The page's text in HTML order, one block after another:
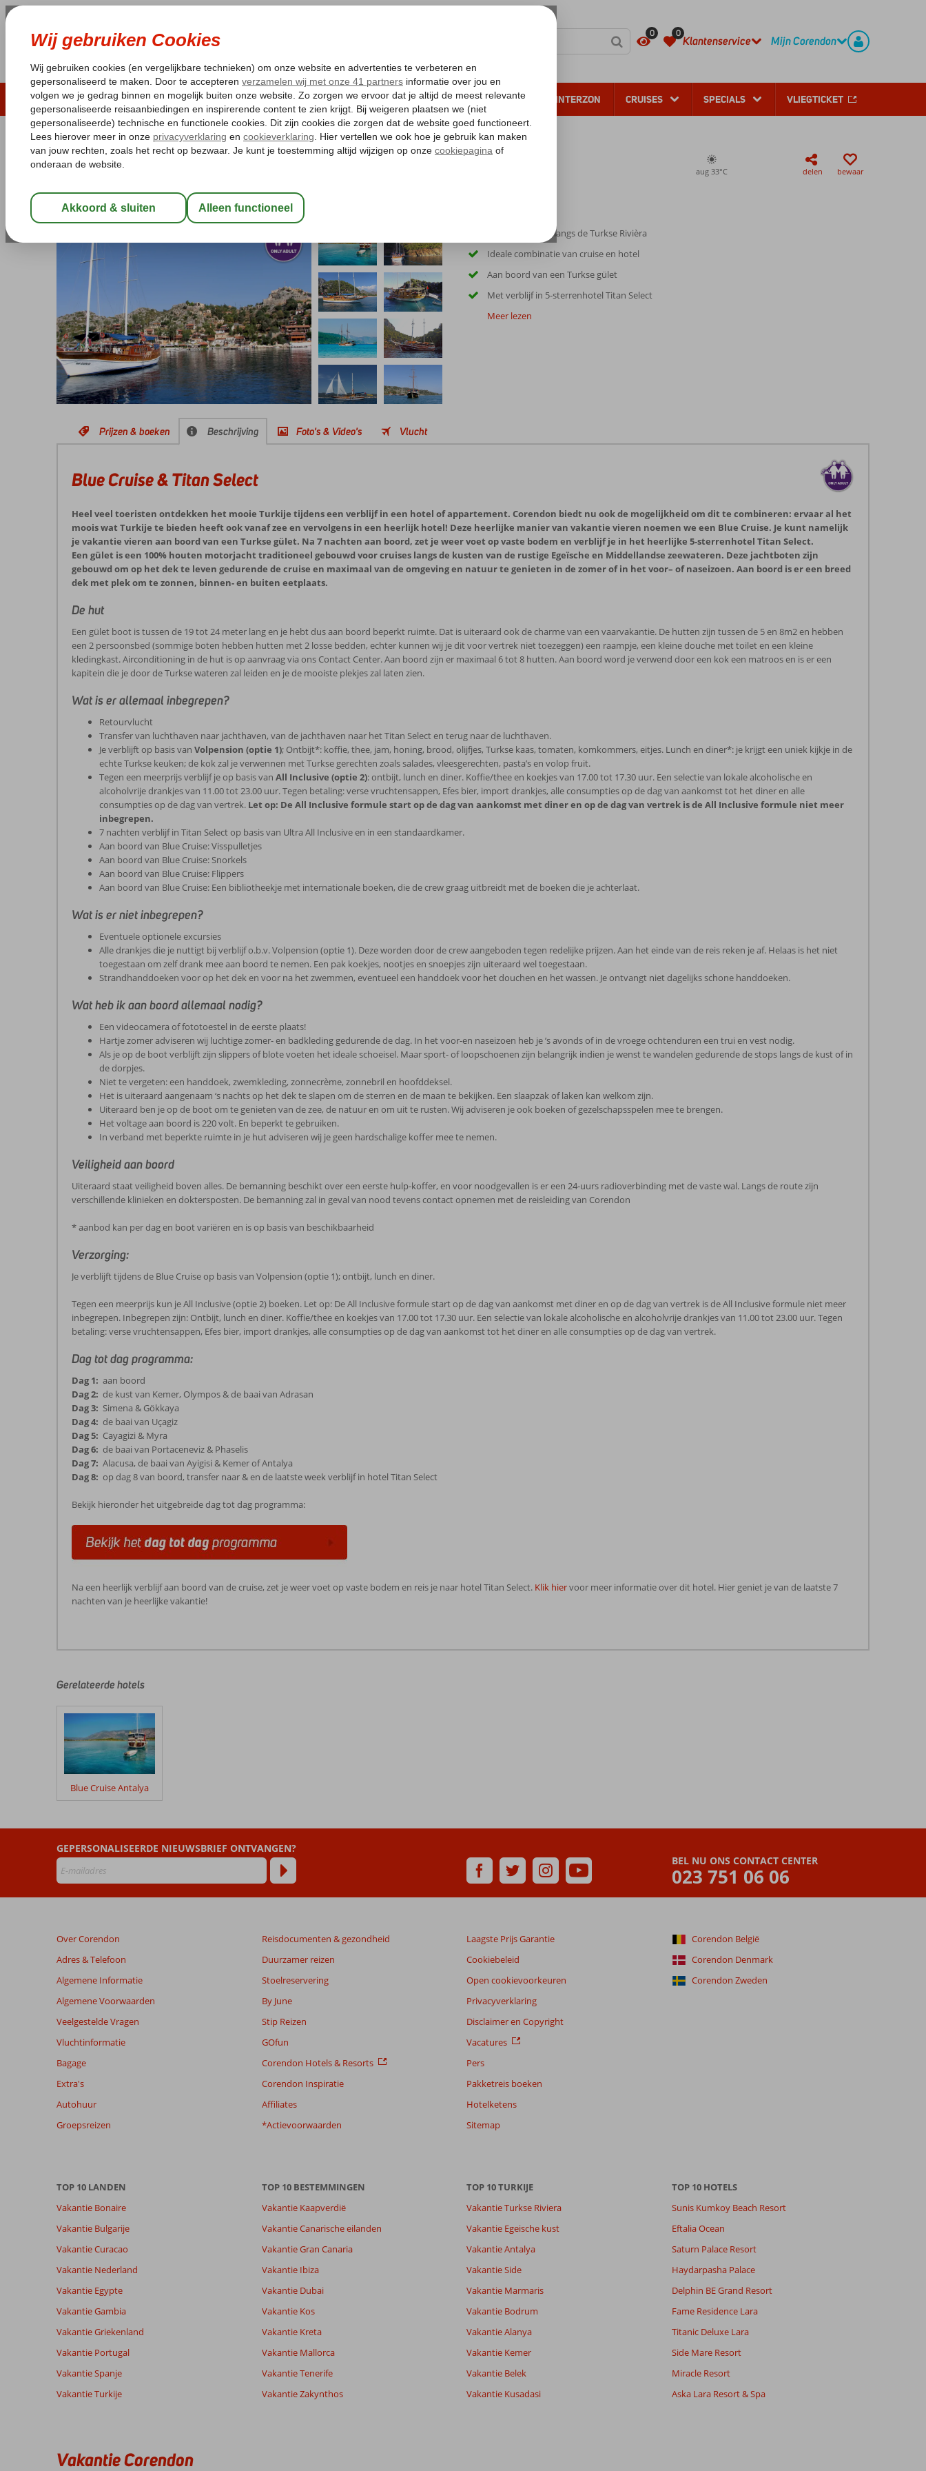
0 0
Klantenservice Mijn Corendon
LAST MINUTE ZOMER 2026 ZONVAKANTIE VERRE REIZEN ALL INCLUSIVE WINTERZON CRUISES SPECIALS VLIEGTICKET
Pakketgarantie Laagsteprijsgarantie* Gratis annuleren*
Home
Turkije Turkse Riviera
Blue Cruise & Titan Select
Zie beschrijving (optie 2)
aug 33°C delen bewaar
Prachtige cruise langs de Turkse Rivièra
Ideale combinatie van cruise en hotel
Aan boord van een Turkse gület
Met verblijf in 5-sterrenhotel Titan Select
Meer lezen
Prijzen & boeken Beschrijving Foto's & Video's Vlucht
Blue Cruise & Titan Select
Heel veel toeristen ontdekken het mooie Turkije tijdens een verblijf in een hotel of appartement. Corendon biedt nu ook de mogelijkheid om dit te combineren: ervaar al het
moois wat Turkije te bieden heeft ook vanaf zee en vervolgens in een heerlijk hotel! Deze heerlijke manier van vakantie vieren noemen we een Blue Cruise. Je kunt namelijk
je vakantie vieren aan boord van een Turkse gület. Na 7 nachten aan boord, zet je weer voet op vaste bodem en verblijf je in het heerlijke 5-sterrenhotel Titan Select.
Een gület is een 100% houten motorjacht traditioneel gebouwd voor cruises langs de kusten van de rustige Egeïsche en Middellandse zeewateren. Deze jachtboten zijn
gebouwd om op het dek te leven gedurende de cruise en maximaal van de omgeving en natuur te genieten in de zomer of in het voor– of naseizoen. Aan boord is er een breed
dek met plek om te zonnen, binnen- en buiten eetplaats.
De hut
Een gület boot is tussen de 19 tot 24 meter lang en je hebt dus aan boord beperkt ruimte. Dat is uiteraard ook de charme van een vaarvakantie. De hutten zijn tussen de 5 en 8m2 en hebben
een 2 persoonsbed (sommige boten hebben hutten met 2 losse bedden, echter kunnen wij je dit voor vertrek niet toezeggen) een raampje, een kleine douche met toilet en een kleine
kledingkast. Airconditioning in de hut is op aanvraag via ons Contact Center. Aan boord zijn er maximaal 6 tot 8 hutten. Aan boord word je verwend door een kok een matroos en is er een
kapitein die je door de Turkse wateren zal leiden en je de mooiste plekjes zal laten zien.
Wat is er allemaal inbegrepen?
Retourvlucht
Transfer van luchthaven naar jachthaven, van de jachthaven naar het Titan Select en terug naar de luchthaven.
Je verblijft op basis van Volpension (optie 1); Ontbijt*: koffie, thee, jam, honing, brood, olijfjes, Turkse kaas, tomaten, komkommers, eitjes. Lunch en diner*: je krijgt een uniek kijkje in de
echte Turkse keuken; de kok zal je verwennen met Turkse gerechten zoals salades, vleesgerechten, pasta’s en volop fruit.
Tegen een meerprijs verblijf je op basis van All Inclusive (optie 2): ontbijt, lunch en diner. Koffie/thee en koekjes van 17.00 tot 17.30 uur. Een selectie van lokale alcoholische en
alcoholvrije drankjes van 11.00 tot 23.00 uur. Tegen betaling: verse vruchtensappen, Efes bier, import drankjes, alle consumpties op de dag van aankomst tot het diner en alle
consumpties op de dag van vertrek. Let op: De All Inclusive formule start op de dag van aankomst met diner en op de dag van vertrek is de All Inclusive formule niet meer
inbegrepen.
7 nachten verblijf in Titan Select op basis van Ultra All Inclusive en in een standaardkamer.
Aan boord van Blue Cruise: Visspulletjes
Aan boord van Blue Cruise: Snorkels
Aan boord van Blue Cruise: Flippers
Aan boord van Blue Cruise: Een bibliotheekje met internationale boeken, die de crew graag uitbreidt met de boeken die je achterlaat.
Wat is er niet inbegrepen?
Eventuele optionele excursies
Alle drankjes die je nuttigt bij verblijf o.b.v. Volpension (optie 1). Deze worden door de crew aangeboden tegen redelijke prijzen. Aan het einde van de reis reken je af. Helaas is het niet
toegestaan om zelf drank mee aan boord te nemen. Een pak koekjes, nootjes en snoepjes zijn uiteraard wel toegestaan.
Strandhanddoeken voor op het dek en voor na het zwemmen, eventueel een handdoek voor het douchen en het wassen. Je ontvangt niet dagelijks schone handdoeken.
Wat heb ik aan boord allemaal nodig?
Een videocamera of fototoestel in de eerste plaats!
Hartje zomer adviseren wij luchtige zomer- en badkleding gedurende de dag. In het voor-en naseizoen heb je ’s avonds of in de vroege ochtenduren een trui en vest nodig.
Als je op de boot verblijft zijn slippers of blote voeten het ideale schoeisel. Maar sport- of loopschoenen zijn belangrijk indien je wenst te wandelen gedurende de stops langs de kust of in
de dorpjes.
Niet te vergeten: een handdoek, zwemkleding, zonnecrème, zonnebril en hoofddeksel.
Het is uiteraard aangenaam ‘s nachts op het dek te slapen om de sterren en de maan te bekijken. Een slaapzak of laken kan welkom zijn.
Uiteraard ben je op de boot om te genieten van de zee, de natuur en om uit te rusten. Wij adviseren je ook boeken of gezelschapsspelen mee te brengen.
Het voltage aan boord is 220 volt. En beperkt te gebruiken.
In verband met beperkte ruimte in je hut adviseren wij je geen hardschalige koffer mee te nemen.
Veiligheid aan boord
Uiteraard staat veiligheid boven alles. De bemanning beschikt over een eerste hulp-koffer, en voor noodgevallen is er een 24-uurs radioverbinding met de vaste wal. Langs de route zijn
verschillende klinieken en doktersposten. De bemanning zal in geval van nood tevens contact opnemen met de reisleiding van Corendon
* aanbod kan per dag en boot variëren en is op basis van beschikbaarheid
Verzorging:
Je verblijft tijdens de Blue Cruise op basis van Volpension (optie 1); ontbijt, lunch en diner.
Tegen een meerprijs kun je All Inclusive (optie 2) boeken. Let op: De All Inclusive formule start op de dag van aankomst met diner en op de dag van vertrek is de All Inclusive formule niet meer
inbegrepen. Inbegrepen zijn: Ontbijt, lunch en diner. Koffie/thee en koekjes van 17.00 tot 17.30 uur. Een selectie van lokale alcoholische en alcoholvrije drankjes van 11.00 tot 23.00 uur. Tegen
betaling: verse vruchtensappen, Efes bier, import drankjes, alle consumpties op de dag van aankomst tot het diner en alle consumpties op de dag van vertrek.
Dag tot dag programma:
Dag 1: aan boord
Dag 2: de kust van Kemer, Olympos & de baai van Adrasan
Dag 3: Simena & Gökkaya
Dag 4: de baai van Uçagiz
Dag 5: Cayagizi & Myra
Dag 6: de baai van Portaceneviz & Phaselis
Dag 7: Alacusa, de baai van Ayigisi & Kemer of Antalya
Dag 8: op dag 8 van boord, transfer naar & en de laatste week verblijf in hotel Titan Select
Bekijk hieronder het uitgebreide dag tot dag programma:
Na een heerlijk verblijf aan boord van de cruise, zet je weer voet op vaste bodem en reis je naar hotel Titan Select. Klik hiervoor meer informatie over dit hotel. Hier geniet je van de laatste 7
nachten van je heerlijke vakantie!
door
klanten
geschreven
na
hun
verblijf
Blue
Select
Beoordelingen
die
dan
48
maanden
worden
meer
weergegeven
de
te
over
onze
beoordelingen.
Gerelateerde hotels
Blue Cruise Antalya
BEL NU ONS CONTACT CENTER
023 751 06 06
GEPERSONALISEERDE NIEUWSBRIEF ONTVANGEN?
Over Corendon
Adres & Telefoon
Algemene Informatie
Algemene Voorwaarden
Veelgestelde Vragen
Vluchtinformatie
Bagage
Extra's
Autohuur
Groepsreizen
Reisdocumenten & gezondheid
Duurzamer reizen
Stoelreservering
By June
Stip Reizen
GOfun
Corendon Hotels & Resorts
Corendon Inspiratie
Affiliates
*Actievoorwaarden
Laagste Prijs Garantie
Cookiebeleid
Open cookievoorkeuren
Privacyverklaring
Disclaimer en Copyright
Vacatures
Pers
Pakketreis boeken
Hotelketens
Sitemap
Corendon België
Corendon Denmark
Corendon Zweden
TOP 10 LANDEN
Vakantie Bonaire
Vakantie Bulgarije
Vakantie Curacao
Vakantie Nederland
Vakantie Egypte
Vakantie Gambia
Vakantie Griekenland
Vakantie Portugal
Vakantie Spanje
Vakantie Turkije
TOP 10 BESTEMMINGEN
Vakantie Kaapverdië
Vakantie Canarische eilanden
Vakantie Gran Canaria
Vakantie Ibiza
Vakantie Dubai
Vakantie Kos
Vakantie Kreta
Vakantie Mallorca
Vakantie Tenerife
Vakantie Zakynthos
TOP 10 TURKIJE
Vakantie Turkse Riviera
Vakantie Egeische kust
Vakantie Antalya
Vakantie Side
Vakantie Marmaris
Vakantie Bodrum
Vakantie Alanya
Vakantie Kemer
Vakantie Belek
Vakantie Kusadasi
TOP 10 HOTELS
Sunis Kumkoy Beach Resort
Eftalia Ocean
Saturn Palace Resort
Haydarpasha Palace
Delphin BE Grand Resort
Fame Residence Lara
Titanic Deluxe Lara
Side Mare Resort
Miracle Resort
Aska Lara Resort & Spa
Vakantie Corendon